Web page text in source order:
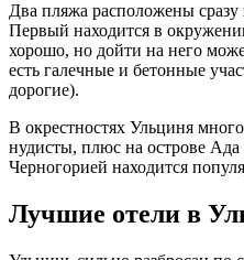
Два пляжа расположены сразу
Первый находится в
хорошо, но дойти на него
есть галечные и бетонные
дорогие).
В окрестностях Ульциня
нудисты, плюс на острове
Черногорией находится
Лучшие отели в